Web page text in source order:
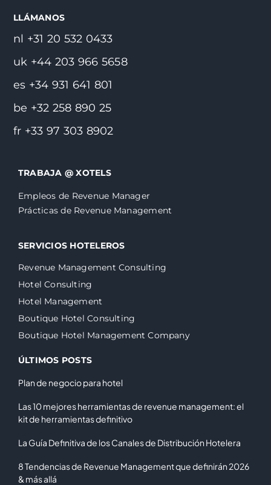
LLÁMANOS
nl +31 20 532 0433
uk +44 203 966 5658
es +34 931 641 801
be +32 258 890 25
fr +33 97 303 8902
TRABAJA @ XOTELS
Empleos de Revenue Manager
Prácticas de Revenue Management
SERVICIOS HOTELEROS
Revenue Management Consulting
Hotel Consulting
Hotel Management
Boutique Hotel Consulting
Boutique Hotel Management Company
ÚLTIMOS POSTS
Plan de negocio para hotel
Las 10 mejores herramientas de revenue management: el
kit de herramientas definitivo
La Guía Definitiva de los Canales de Distribución Hotelera
8 Tendencias de Revenue Management que definirán 2026
& más allá